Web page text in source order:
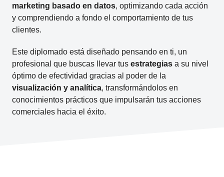
marketing basado en datos, optimizando cada acción
y comprendiendo a fondo el comportamiento de tus
clientes.
Este diplomado está diseñado pensando en ti, un
profesional que buscas llevar tus estrategias a su nivel
óptimo de efectividad gracias al poder de la
visualización y analítica, transformándolos en
conocimientos prácticos que impulsarán tus acciones
comerciales hacia el éxito.